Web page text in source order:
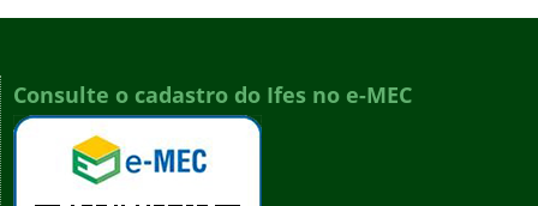
Consulte o cadastro do Ifes no e-MEC